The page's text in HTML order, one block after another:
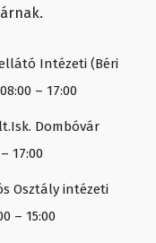
Intézeti (Béri
– 17:00
Dombóvár
17:00
Osztály intézeti
– 15:00